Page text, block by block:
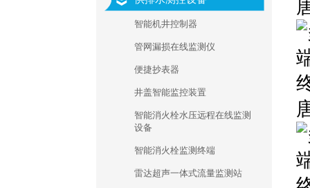
智能机井控制器
管网漏损在线监测仪
便捷抄表器
井盖智能监控装置
智能消火栓水压远程在线监测
设备
智能消火栓监测终端
雷达超声一体式流量监测站